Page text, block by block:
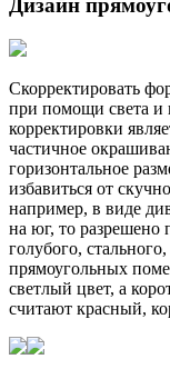
Дизайн
Скорректировать
при помощи света
корректировки
частичное
горизонтальное
избавиться от
например, в виде
на юг, то разрешено
голубого,
прямоугольных
светлый цвет, а
считают красный,